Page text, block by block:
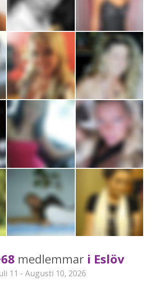
medlemmar i Eslöv
11 - Augusti 10, 2026